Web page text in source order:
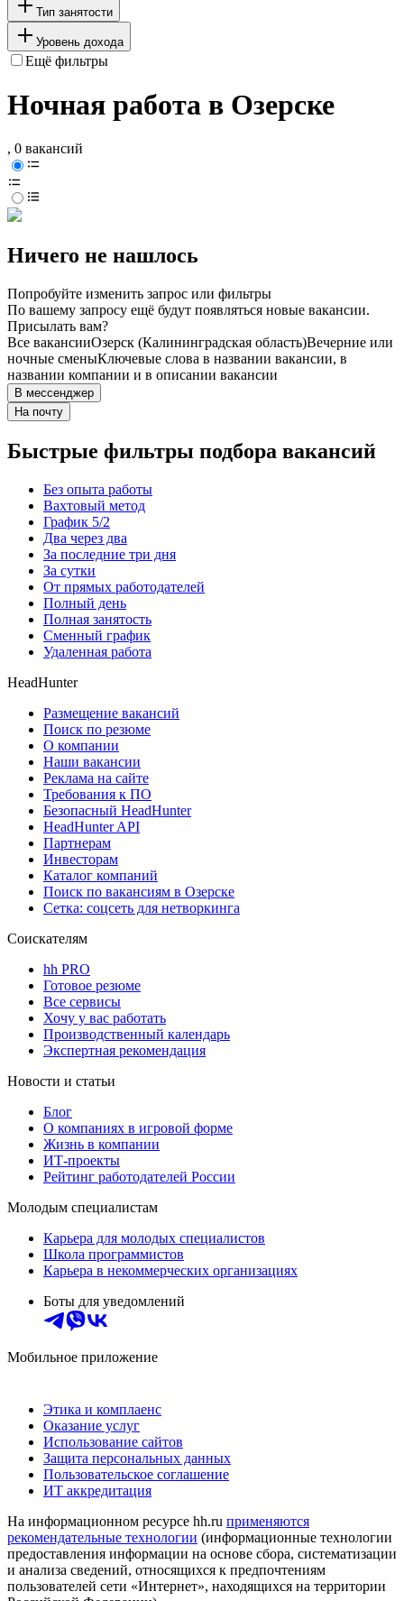
Тип занятости
Уровень дохода
Ещё фильтры
Ночная работа в Озерске
, 0 вакансий
Ничего не нашлось
Попробуйте изменить запрос или фильтры
По вашему запросу ещё будут появляться новые вакансии.
Присылать вам?
Все вакансииОзерск (Калининградская область)Вечерние или
ночные сменыКлючевые слова в названии вакансии, в
названии компании и в описании вакансии
В мессенджер
На почту
Быстрые фильтры подбора вакансий
Без опыта работы
Вахтовый метод
График 5/2
Два через два
За последние три дня
За сутки
От прямых работодателей
Полный день
Полная занятость
Сменный график
Удаленная работа
HeadHunter
Размещение вакансий
Поиск по резюме
О компании
Наши вакансии
Реклама на сайте
Требования к ПО
Безопасный HeadHunter
HeadHunter API
Партнерам
Инвесторам
Каталог компаний
Поиск по вакансиям в Озерске
Сетка: соцсеть для нетворкинга
Соискателям
hh PRO
Готовое резюме
Все сервисы
Хочу у вас работать
Производственный календарь
Экспертная рекомендация
Новости и статьи
Блог
О компаниях в игровой форме
Жизнь в компании
ИТ-проекты
Рейтинг работодателей России
Молодым специалистам
Карьера для молодых специалистов
Школа программистов
Карьера в некоммерческих организациях
Боты для уведомлений
Мобильное приложение
Этика и комплаенс
Оказание услуг
Использование сайтов
Защита персональных данных
Пользовательское соглашение
ИТ аккредитация
На информационном ресурсе hh.ru применяются
рекомендательные технологии (информационные технологии
предоставления информации на основе сбора, систематизации
и анализа сведений, относящихся к предпочтениям
пользователей сети «Интернет», находящихся на территории